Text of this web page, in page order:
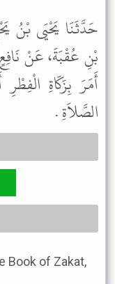
حَدَّثَنَا يَحْيَى بْنُ
بْنِ عُقْبَةَ، عَنْ
أَمَرَ بِزَكَاةِ
الصَّلاَةِ .
Book of Zakat,